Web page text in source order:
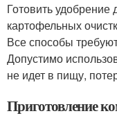
Готовить
картофельных
Все способы
Допустимо
не идет в пищу,
Приготовление